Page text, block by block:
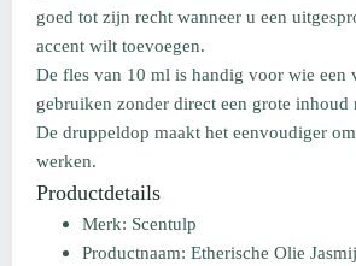
goed tot zijn recht wanneer u een
accent wilt toevoegen.
De fles van 10 ml is handig voor wie een
gebruiken zonder direct een grote inhoud
De druppeldop maakt het eenvoudiger
werken.
Productdetails
Merk: Scentulp
Productnaam: Etherische Olie